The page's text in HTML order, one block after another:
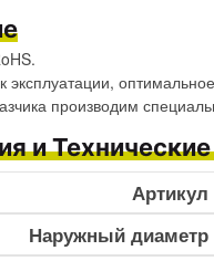
эксплуатации,
производим
и
Артикул
Наружный диаметр